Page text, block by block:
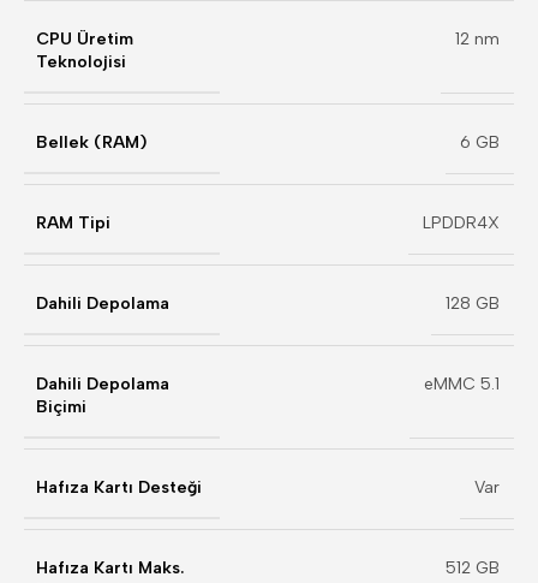
CPU Üretim
Teknolojisi
12 nm
Bellek (RAM) 6 GB
RAM Tipi LPDDR4X
Dahili Depolama 128 GB
Dahili Depolama
Biçimi
eMMC 5.1
Hafıza Kartı Desteği Var
Hafıza Kartı Maks.
512 GB